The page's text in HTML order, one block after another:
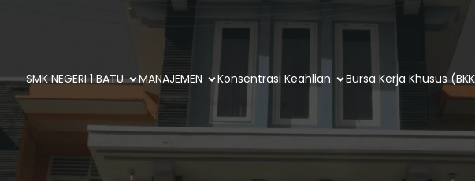
SMK NEGERI 1 BATU MANAJEMEN Konsentrasi Keahlian Bursa Kerja Khusus